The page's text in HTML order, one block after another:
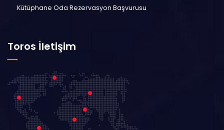
Kütüphane Oda Rezervasyon Başvurusu
Toros İletişim